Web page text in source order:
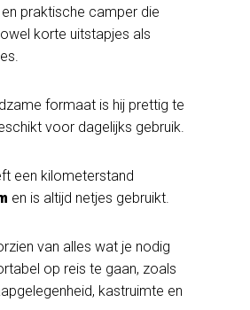
praktische camper die
korte uitstapjes als
formaat is hij prettig te
voor dagelijks gebruik.
een kilometerstand
en is altijd netjes gebruikt.
van alles wat je nodig
op reis te gaan, zoals
kastruimte en